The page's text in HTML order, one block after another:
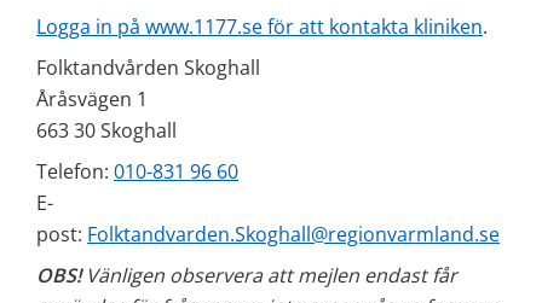
Logga in på www.1177.se för att kontakta kliniken.
Folktandvården Skoghall
Åråsvägen 1
663 30 Skoghall
Telefon: 010-831 96 60
E-
post: Folktandvarden.Skoghall@regionvarmland.se
OBS! Vänligen observera att mejlen endast får